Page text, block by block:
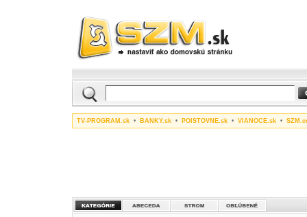
TV-PROGRAM.sk • BANKY.sk • POISTOVNE.sk • VIANOCE.sk •